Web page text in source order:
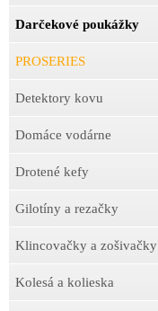
Darčekové poukážky
PROSERIES
Detektory kovu
Domáce vodárne
Drotené kefy
Gilotíny a rezačky
Klincovačky a zošivačky
Kolesá a kolieska